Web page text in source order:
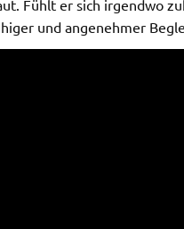
Fühlt er sich irgendwo
und angenehmer